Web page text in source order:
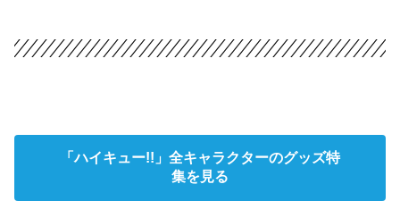
「ハイキュー!!」全キャラクターのグッズ特
集を見る